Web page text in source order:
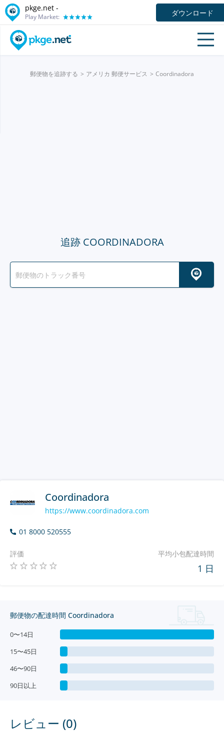
pkge.net -
Play Market: ダウンロード
郵便物を追跡する アメリカ 郵便サービス Coordinadora
追跡 COORDINADORA
Coordinadora
https://www.coordinadora.com
01 8000 520555
評価 平均小包配達時間
1 日
郵便物の配達時間 Coordinadora
0〜14日
15〜45日
46〜90日
90日以上
レビュー (0)